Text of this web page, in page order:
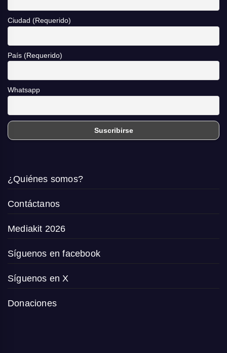
Ciudad (Requerido)
País (Requerido)
Whatsapp
¿Quiénes somos?
Contáctanos
Mediakit 2026
Síguenos en facebook
Síguenos en X
Donaciones